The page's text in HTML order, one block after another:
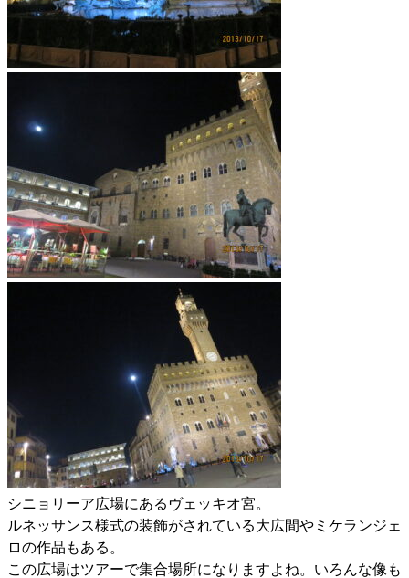
シニョリーア広場にあるヴェッキオ宮。
ルネッサンス様式の装飾がされている大広間やミケランジェ
ロの作品もある。
この広場はツアーで集合場所になりますよね。いろんな像も